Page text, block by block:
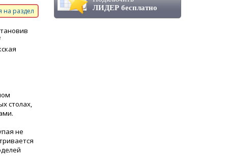
на раздел
столах,
не
ЛИДЕР бесплатно